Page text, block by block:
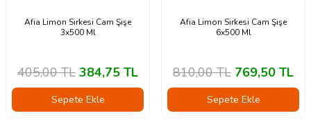
Afia Limon Sirkesi Cam Şişe
3x500 Ml
405,00TL 384,75 TL
Sepete Ekle
Afia Limon Sirkesi Cam Şişe
6x500 Ml
810,00TL 769,50 TL
Sepete Ekle